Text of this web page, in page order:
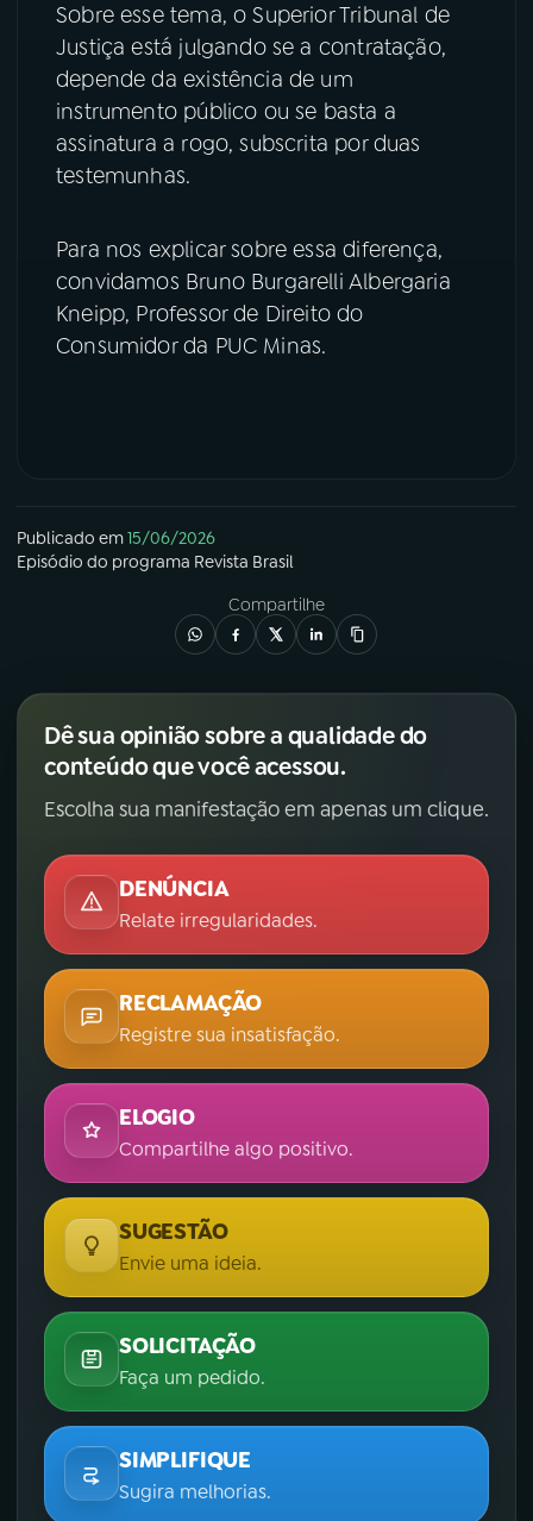
ACOMPANHE A RÁDIO NACIONAL
YouTube Facebook
Instagram
Sobre esse tema, o Superior Tribunal de
Justiça está julgando se a contratação,
depende da existência de um
instrumento público ou se basta a
assinatura a rogo, subscrita por duas
testemunhas.
Para nos explicar sobre essa diferença,
convidamos Bruno Burgarelli Albergaria
Kneipp, Professor de Direito do
Consumidor da PUC Minas.
Publicado em15/06/2026
Episódio do programa Revista Brasil
Compartilhe
Dê sua opinião sobre a qualidade do
conteúdo que você acessou.
Escolha sua manifestação em apenas um clique.
DENÚNCIA
Relate irregularidades.
RECLAMAÇÃO
Registre sua insatisfação.
ELOGIO
Compartilhe algo positivo.
SUGESTÃO
Envie uma ideia.
SOLICITAÇÃO
Faça um pedido.
SIMPLIFIQUE
Sugira melhorias.